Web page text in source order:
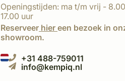
Openingstijden: ma t/m vrij -
17.00 uur
Reserveer hier een bezoek in
showroom.
+31 488-759011
info@kempiq.nl